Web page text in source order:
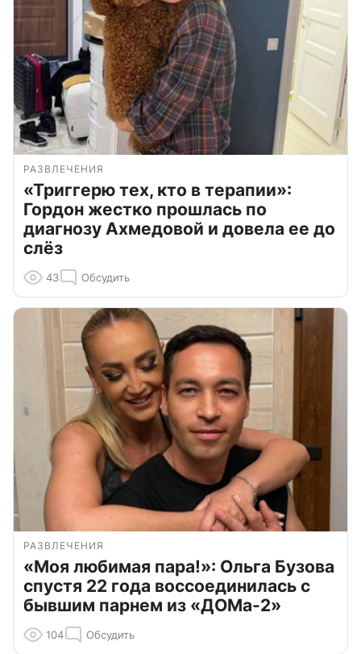
РАЗВЛЕЧЕНИЯ
«Триггерю тех, кто в терапии»:
Гордон жестко прошлась по
диагнозу Ахмедовой и довела ее до
слёз
43 Обсудить
РАЗВЛЕЧЕНИЯ
«Моя любимая пара!»: Ольга Бузова
спустя 22 года воссоединилась с
бывшим парнем из «ДОМа-2»
104 Обсудить